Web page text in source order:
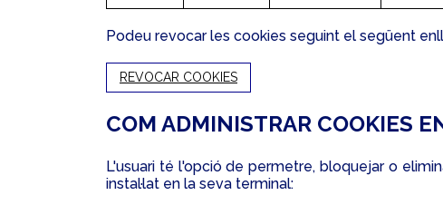
Podeu revocar les cookies seguint el següent
REVOCAR COOKIES
COM ADMINISTRAR COOKIES
L'usuari té l'opció de permetre, bloquejar o
instal·lat en la seva terminal: